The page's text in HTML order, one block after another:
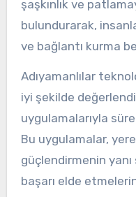
şaşkınlık ve
bulundurarak,
ve bağlantı kurma
Adıyamanlılar
iyi şekilde
uygulamalarıyla
Bu uygulamalar,
güçlendirmenin
başarı elde